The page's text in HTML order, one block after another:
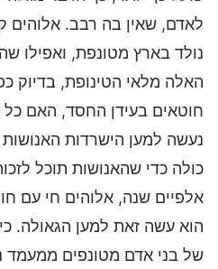
לאדם, שאין בה רבב. אלוהים
נולד בארץ מטונפת, ואפילו
האלה מלאי הטינופת, בדיוק
חוטאים בעידן החסד, האם
נעשה למען הישרדות
כולה כדי שהאנושות תוכל
אלפיים שנה, אלוהים חי עם
הוא עשה זאת למען הגאולה.
של בני אדם מטונפים ממעמד